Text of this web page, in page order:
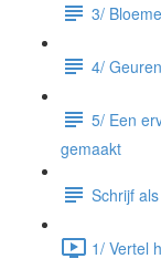
3/
4/ Geuren
5/ Een
gemaakt
Schrijf
1/ Vertel